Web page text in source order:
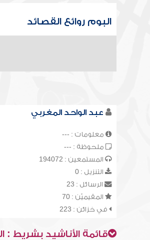
البوم روائع القصائد
عبد الواحد المغربي
معلومات : ---
ملحوظة : ---
المستمعين : 194072
التنزيل : 0
الرسائل : 23
المقيميّن : 70
في خزائن : 223
قائمة الأناشيد بشريط :